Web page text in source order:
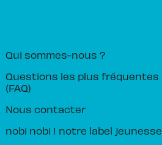
Qui sommes-nous ?
Questions les plus fréquentes
(FAQ)
Nous contacter
nobi nobi ! notre label jeunesse